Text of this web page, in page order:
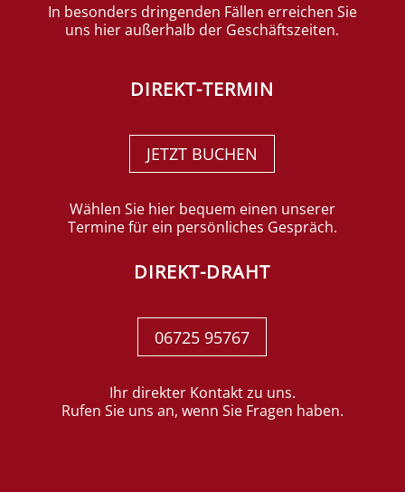
In besonders dringenden Fällen erreichen Sie
uns hier außerhalb der Geschäftszeiten.
DIREKT-TERMIN
JETZT BUCHEN
Wählen Sie hier bequem einen unserer
Termine für ein persönliches Gespräch.
DIREKT-DRAHT
06725 95767
Ihr direkter Kontakt zu uns.
Rufen Sie uns an, wenn Sie Fragen haben.